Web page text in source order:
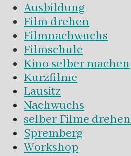
Ausbildung
Film drehen
Filmnachwuchs
Filmschule
Kino selber machen
Kurzfilme
Lausitz
Nachwuchs
selber Filme drehen
Spremberg
Workshop